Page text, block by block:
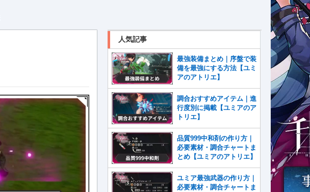
人気記事
最強装備まとめ｜序盤で装
備を最強にする方法【ユミ
アのアトリエ】
調合おすすめアイテム｜進
行度別に掲載【ユミアのア
トリエ】
品質999中和剤の作り方｜
必要素材・調合チャートま
とめ【ユミアのアトリエ】
ユミア最強武器の作り方｜
必要素材・調合チャートま